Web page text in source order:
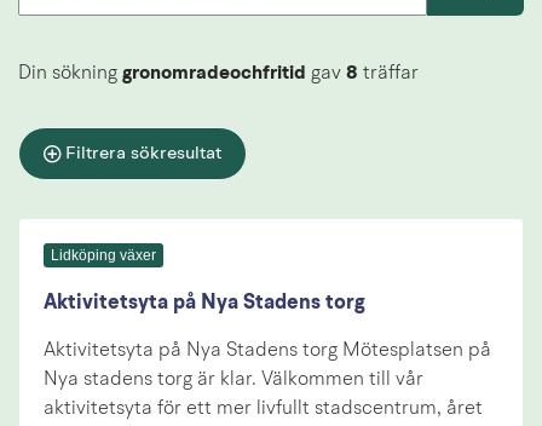
Din sökning gronomradeochfritid gav 8 träffar
Filtrera sökresultat
Lidköping växer
Aktivitetsyta på Nya Stadens torg
Aktivitetsyta på Nya Stadens torg Mötesplatsen på
Nya stadens torg är klar. Välkommen till vår
aktivitetsyta för ett mer livfullt stadscentrum, året